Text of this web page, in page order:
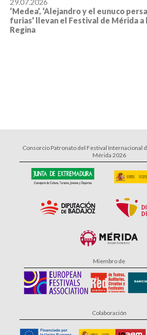
‘Medea’, ‘Alejandro y el eunuco
furias’ llevan el Festival de Mérida a
Regina
Consorcio Patronato del Festival Internacional
Mérida 2026
Miembro de
Colaboración